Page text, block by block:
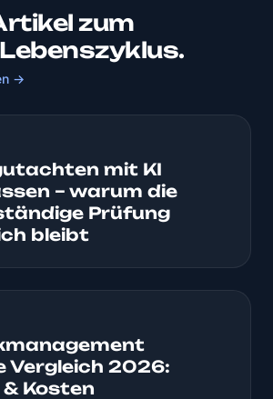
zum
→
mit KI
– warum die
Prüfung
bleibt
Vergleich 2026:
Kosten